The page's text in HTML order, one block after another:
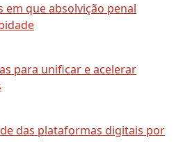
em que absolvição penal
para unificar e acelerar
das plataformas digitais por